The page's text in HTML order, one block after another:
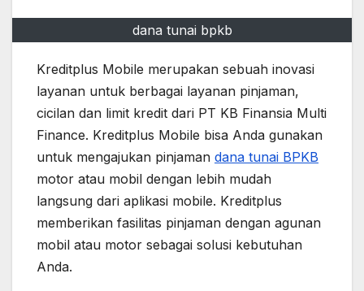
dana tunai bpkb
Kreditplus Mobile merupakan sebuah inovasi
layanan untuk berbagai layanan pinjaman,
cicilan dan limit kredit dari PT KB Finansia Multi
Finance. Kreditplus Mobile bisa Anda gunakan
untuk mengajukan pinjaman dana tunai BPKB
motor atau mobil dengan lebih mudah
langsung dari aplikasi mobile. Kreditplus
memberikan fasilitas pinjaman dengan agunan
mobil atau motor sebagai solusi kebutuhan
Anda.